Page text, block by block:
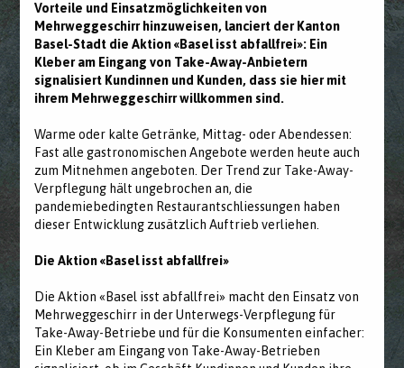
Vorteile und Einsatzmöglichkeiten von
Mehrweggeschirr hinzuweisen, lanciert der Kanton
Basel-Stadt die Aktion «Basel isst abfallfrei»: Ein
Kleber am Eingang von Take-Away-Anbietern
signalisiert Kundinnen und Kunden, dass sie hier mit
ihrem Mehrweggeschirr willkommen sind.
Warme oder kalte Getränke, Mittag- oder Abendessen:
Fast alle gastronomischen Angebote werden heute auch
zum Mitnehmen angeboten. Der Trend zur Take-Away-
Verpflegung hält ungebrochen an, die
pandemiebedingten Restaurantschliessungen haben
dieser Entwicklung zusätzlich Auftrieb verliehen.
Die Aktion «Basel isst abfallfrei»
Die Aktion «Basel isst abfallfrei» macht den Einsatz von
Mehrweggeschirr in der Unterwegs-Verpflegung für
Take-Away-Betriebe und für die Konsumenten einfacher:
Ein Kleber am Eingang von Take-Away-Betrieben